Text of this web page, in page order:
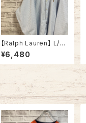
【Ralph Lauren】 L/S
Stripe BD Shirt L 90
s vintage ラルフロー
レン ストライプ BDシャ
ニーロゴ 刺繍ロゴ 胸ロ
ゴ アメリカ USA 古着
¥6,480